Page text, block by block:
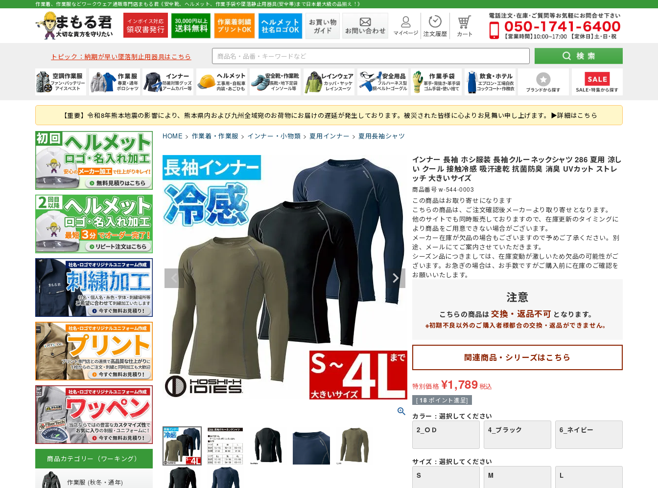
作業着、作業服などワークウェア通販専門店まもる君《安全靴、ヘルメット、作業手袋や墜落静止用器具(安全帯)まで日本最大級の品揃え！》
インボイス対応
領収書発行
トピック：納期が早い墜落制止用器具はこちら
種類から探す
つなぎ・サロペット
フルハーネス対応 大きいサイズ
ファン・バッテリー等 ファンバッテリーセット ファン バッテリー
その他 用品
アイスベスト・水冷服 ペルチェベスト・冷却作業着 アイスベスト アイスパック (保冷剤)
インナーベスト・スペーサー
水冷服
秋冬・通年作業服
(秋冬・通年) つなぎ
(秋冬・通年) サロペット 防寒ウェア
トレーナー
作業服の刺繍加工
春夏作業服 (春夏) ジャケット (春夏) パンツ・スラックス (春夏) 上下セット
(春夏) つなぎ
(春夏) サロペット 高視認性安全服
鳶服
ガーデンウェア
大きいサイズ レディース
ポロシャツ・Tシャツ等 ポロシャツ (半袖) ポロシャツ (長袖) Tシャツ (半袖)
アロハシャツ
ジップアップシャツ (半袖) ジップアップシャツ (長袖)
(春夏) ワークシャツ (長袖)
(秋冬・通年) ワークシャツ (半袖) (秋冬・通年) ワークシャツ (長袖)
夏用インナー
(夏用) タイツ・スパッツ (ロング)
(夏用) ソックス
通年・防寒インナー (通年) アンダーウェア (通年) 半袖シャツ (通年) 長袖シャツ
(通年) タイツ・スパッツ (ロング)
(通年) ソックス (通年) 長袖シャツ
(冬用) 上下セット
(冬用) 防寒ソックス
小物 ネッククーラー・クールバンド アームカバー レッグカバー
サポーター
タオル バッグ
帽子・キャップ
種類から探す
MPタイプ (つばなし)
野球帽タイプ 軽作業帽
乗車兼用
キャディー帽
折りたたみタイプ 紙帽子
レディース
ヘルメット関連商品 耳紐・あご紐 ライナー (スチロール) 内装 (着装体)
帽章
ステッカー
防災面 (フェイスシールド)
保護メガネ
保護面・ゴーグル
クリーンルーム用品 熱中症対策グッズ
特徴・機能 工事用・建設土木用 電気設備用 炉前・溶接作業
防災用・消防用
自転車・バイク 熱中症対策 (遮熱)
通気孔あり
軽量
耐熱・耐候性
薬品対応
雨だれ防止溝
種類から探す
ブーツ・半長靴・ロング
長靴・ゴム長・レインブーツ サンダル
紐なし（スリッポン）
ルームシューズ（室内履き）
インソール オーバーシューズ
特徴・機能 静電 幅広タイプ(4E) JIS規格
耐油底
耐滑性 耐熱性
耐踏抜き
軽量
大きいサイズ 女性・子供用
種類から探す
ヤッケ・かぶり
レインコート レインシューズ
レインスーツ（上下セット）
レインハット
上着・ジャケット
特徴・用途から探す 登山用 通学、通勤、自転車 現場作業・農業
レジャー・アウトドア
レディース・キッズ
墜落静止用器具
ハーネス型 (本体のみ)
ハーネス型 (ランヤード・ロープ) 胴ベルト型 (1丁掛け)
胴ベルト型 (2丁掛け)
胴ベルト型 (ランヤード・ロープ類)
フック・パッド等付属品 傾斜面用 (ワークポジショニング)
消防・レスキュー用
安全保護具 保護メガネ レーザー保護メガネ 安全ベスト・タスキ
溶接面
胸章・ワッペン 腕章
防災面 (フェイスシールド)
マスク
作業ベルト・作業エプロン
軍手
化学繊維軍手
滑り止め軍手 (ビニボツ) 滑り止めなし軍手
7ゲージ軍手 (厚手)
10ゲージ軍手 (薄手)
13ゲージ軍手 (薄手) 火元作業用軍手
手袋 革手袋 人造皮革手袋 (合皮) 背抜き手袋
スムス手袋 (縫製手袋)
ゴム手袋・ビニール手袋 使い捨て手袋 (使い切り手袋)
耐切創手袋
耐薬品・耐溶剤
制電
低発塵・クリーンルーム用手袋
特徴・用途から探す 園芸・造園業 農業 水産・漁業
運輸・物流業
自動車関連業 品質管理用
接客サービス業
レディース・キッズ用
コックコート・エプロン等
胸当てエプロン
サロンエプロン 帽子・キャップ・三角巾
ネクタイ・スカーフ
作務衣・ジンベイ
和風エプロン・前掛 和風小物・履物・アクセサリー
Tシャツ・カットソー
食品衛生白衣 白衣(セパレート) パンツ オーバーオール
衛生帽子(キャスケット型)
衛生帽子(キャップタイプ) 衛生帽子(ケープ付き)
衛生帽子(ショートタイプ)
ヘアネット
メーカー・おすすめ業種か
ら探す
住商モンブラン KAZEN(カゼン) セブンユニフォーム
チトセ(arbe)
ボンユニ(ボストン商会) FACEMIX(ボンマックス)
アイトス（AITOZ） 桑和(SOWA)
CROCS(クロックス)
ウェイター向け
ベーカリー・パン屋向け ホテル・旅館向け
即納可能な墜落静止用器具特集！
まもる君のお得情報メディア
【重要】令和8年熊本地震の影響により、熊本県内および九州全域宛のお荷物にお届けの遅延が発生しております。被災された皆様に心よりお見舞い申し上げます。▶詳細はこちら
HOME 作業着・作業服 インナー・小物類 夏用インナー 夏用長袖シャツ
インナー 長袖 ホシ服装 長袖クルーネックシャツ 286 夏用 涼し
い クール 接触冷感 吸汗速乾 抗菌防臭 消臭 UVカット ストレ
ッチ 大きいサイズ
商品番号 w-544-0003
この商品はお取り寄せ になります
こちらの商品は、ご注文確認後メーカーより取り寄せとなります。
他のサイトでも同時販売しておりますので、在庫更新のタイミングに
より商品をご用意できない場合がございます。
メーカー在庫が欠品の場合もございますので予めご了承ください。 別
途、メールにてご案内させていただきます。
シーズン品につきましては、在庫変動が激しいため欠品の可能性がご
ざいます。お急ぎの場合は、お手数ですがご購入前に在庫のご確認を
お願いいたします。
注意
こちらの商品は 交換・返品不可 となります。
※初期不良以外のご購入者様都合の交換・返品ができません。
関連商品・シリーズはこちら
特別価格 ¥1,789税込
[ 18 ポイント進呈]
カラー
選択してください
2_ＯＤ
4_ブラック 6_ネイビー
サイズ
選択してください
S
M L
商品カテゴリー（ワーキング）
作業服 (秋冬・通年)
秋冬・通年作業着